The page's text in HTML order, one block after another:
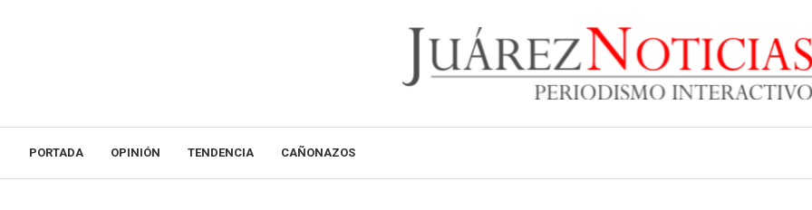
PORTADA OPINIÓN TENDENCIA CAÑONAZOS